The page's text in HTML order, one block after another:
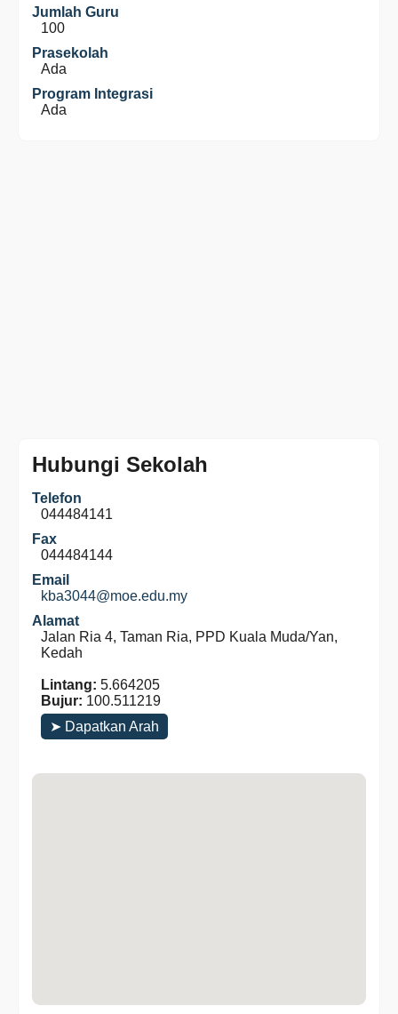
Jumlah Guru
100
Prasekolah
Ada
Program Integrasi
Ada
Hubungi Sekolah
Telefon
044484141
Fax
044484144
Email
kba3044@moe.edu.my
Alamat
Jalan Ria 4, Taman Ria, PPD Kuala Muda/Yan,
Kedah
Lintang: 5.664205
Bujur: 100.511219
➤ Dapatkan Arah